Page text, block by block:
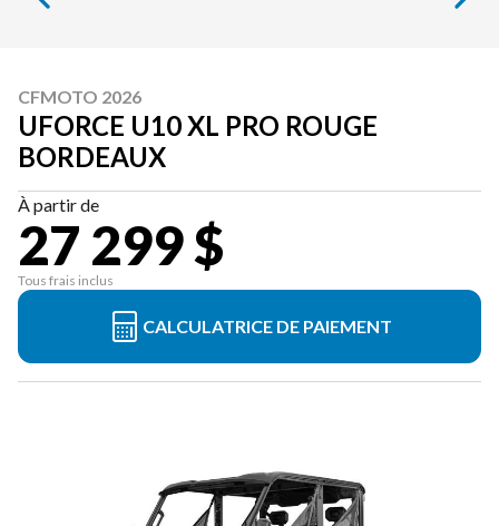
CFMOTO 2026
UFORCE U10 XL PRO ROUGE
BORDEAUX
À partir de
27 299 $
Tous frais inclus
CALCULATRICE DE PAIEMENT